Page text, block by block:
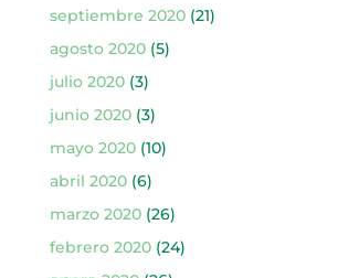
septiembre 2020(21)
agosto 2020(5)
julio 2020(3)
junio 2020(3)
mayo 2020(10)
abril 2020(6)
marzo 2020(26)
febrero 2020(24)